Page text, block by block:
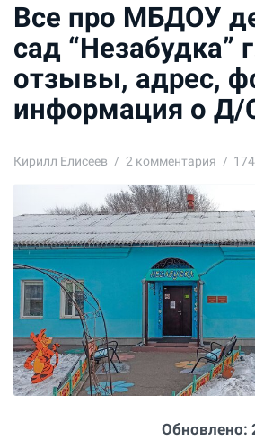
Все про МБДОУ
сад “Незабудка”
отзывы, адрес,
информация о Д/
Кирилл Елисеев 2 комментария
Обновлено: